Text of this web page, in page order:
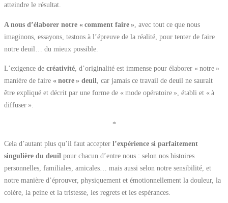
atteindre le résultat.
A nous d’élaborer notre « comment faire » , avec tout ce que nous
imaginons, essayons, testons à l’épreuve de la réalité, pour tenter de faire
notre deuil… du mieux possible.
L’exigence de créativité , d’originalité est immense pour élaborer « notre »
manière de faire « notre » deuil , car jamais ce travail de deuil ne saurait
être expliqué et décrit par une forme de « mode opératoire », établi et « à
diffuser ».
*
Cela d’autant plus qu’il faut accepter l’expérience si parfaitement
singulière du deuil pour chacun d’entre nous : selon nos histoires
personnelles, familiales, amicales… mais aussi selon notre sensibilité, et
notre manière d’éprouver, physiquement et émotionnellement la douleur, la
colère, la peine et la tristesse, les regrets et les espérances.